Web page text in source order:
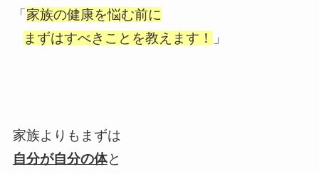
「 家族の健康を悩む前に
まずはすべきことを教えます！
」
家族よりもまずは
自分が自分の体と